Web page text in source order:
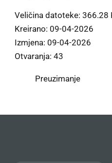
Veličina datoteke: 366.28
Kreirano: 09-04-2026
Izmjena: 09-04-2026
Otvaranja: 43
Preuzimanje